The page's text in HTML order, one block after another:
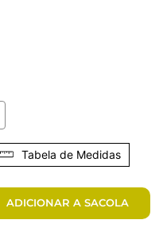
Tabela de Medidas
ADICIONAR A SACOLA